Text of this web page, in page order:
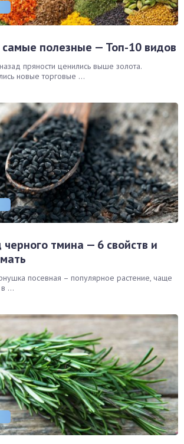
полезные — Топ-10 видов
пряности ценились выше золота.
новые торговые ...
тмина — 6 свойств и
посевная – популярное растение, чаще
...